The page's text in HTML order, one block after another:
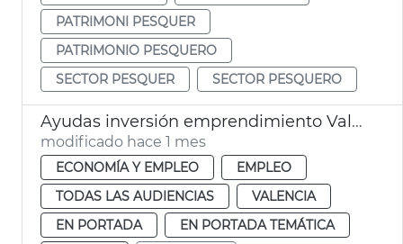
PATRIMONI PESQUER
PATRIMONIO PESQUERO
SECTOR PESQUER
SECTOR PESQUERO
Ayudas inversión emprendimiento València
modificado hace 1 mes
ECONOMÍA Y EMPLEO
EMPLEO
TODAS LAS AUDIENCIAS
VALENCIA
EN PORTADA
EN PORTADA TEMÁTICA